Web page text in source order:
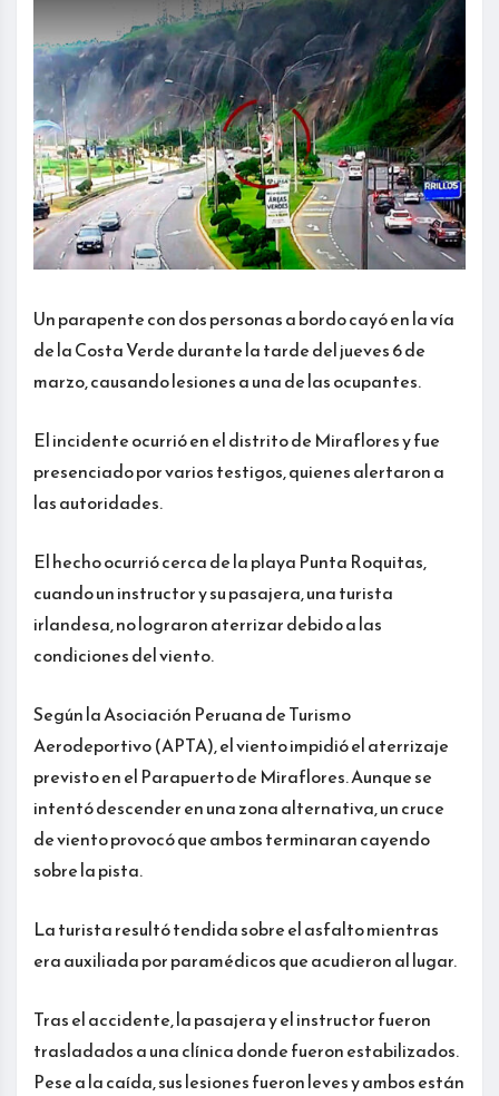
Un parapente con dos personas a bordo cayó en la vía
de la Costa Verde durante la tarde del jueves 6 de
marzo, causando lesiones a una de las ocupantes.
El incidente ocurrió en el distrito de Miraflores y fue
presenciado por varios testigos, quienes alertaron a
las autoridades.
El hecho ocurrió cerca de la playa Punta Roquitas,
cuando un instructor y su pasajera, una turista
irlandesa, no lograron aterrizar debido a las
condiciones del viento.
Según la Asociación Peruana de Turismo
Aerodeportivo (APTA), el viento impidió el aterrizaje
previsto en el Parapuerto de Miraflores. Aunque se
intentó descender en una zona alternativa, un cruce
de viento provocó que ambos terminaran cayendo
sobre la pista.
La turista resultó tendida sobre el asfalto mientras
era auxiliada por paramédicos que acudieron al lugar.
Tras el accidente, la pasajera y el instructor fueron
trasladados a una clínica donde fueron estabilizados.
Pese a la caída, sus lesiones fueron leves y ambos están